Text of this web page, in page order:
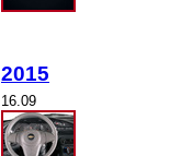
2015
16.09